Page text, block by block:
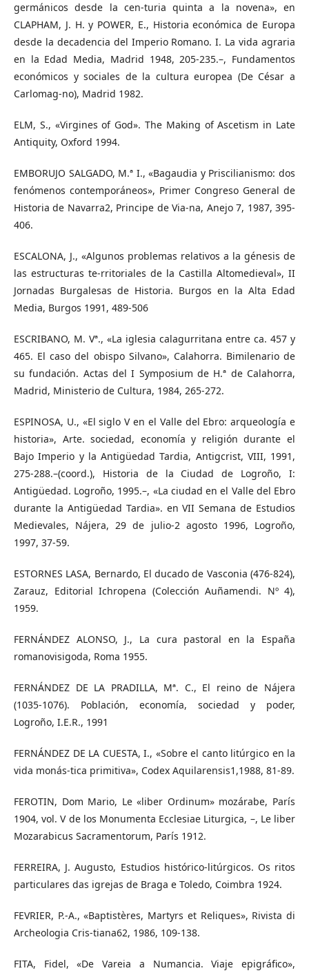
germánicos desde la cen-turia quinta a la novena», en
CLAPHAM, J. H. y POWER, E., Historia económica de Europa
desde la decadencia del Imperio Romano. I. La vida agraria
en la Edad Media, Madrid 1948, 205-235.–, Fundamentos
económicos y sociales de la cultura europea (De César a
Carlomag-no), Madrid 1982.
ELM, S., «Virgines of God». The Making of Ascetism in Late
Antiquity, Oxford 1994.
EMBORUJO SALGADO, M.ª I., «Bagaudia y Priscilianismo: dos
fenómenos contemporáneos», Primer Congreso General de
Historia de Navarra2, Principe de Via-na, Anejo 7, 1987, 395-
406.
ESCALONA, J., «Algunos problemas relativos a la génesis de
las estructuras te-rritoriales de la Castilla Altomedieval», II
Jornadas Burgalesas de Historia. Burgos en la Alta Edad
Media, Burgos 1991, 489-506
ESCRIBANO, M. Vª., «La iglesia calagurritana entre ca. 457 y
465. El caso del obispo Silvano», Calahorra. Bimilenario de
su fundación. Actas del I Symposium de H.ª de Calahorra,
Madrid, Ministerio de Cultura, 1984, 265-272.
ESPINOSA, U., «El siglo V en el Valle del Ebro: arqueología e
historia», Arte. sociedad, economía y religión durante el
Bajo Imperio y la Antigüedad Tardia, Antigcrist, VIII, 1991,
275-288.–(coord.), Historia de la Ciudad de Logroño, I:
Antigüedad. Logroño, 1995.–, «La ciudad en el Valle del Ebro
durante la Antigüedad Tardia». en VII Semana de Estudios
Medievales, Nájera, 29 de julio-2 agosto 1996, Logroño,
1997, 37-59.
ESTORNES LASA, Bernardo, El ducado de Vasconia (476-824),
Zarauz, Editorial Ichropena (Colección Auñamendi. Nº 4),
1959.
FERNÁNDEZ ALONSO, J., La cura pastoral en la España
romanovisigoda, Roma 1955.
FERNÁNDEZ DE LA PRADILLA, Mª. C., El reino de Nájera
(1035-1076). Población, economía, sociedad y poder,
Logroño, I.E.R., 1991
FERNÁNDEZ DE LA CUESTA, I., «Sobre el canto litúrgico en la
vida monás-tica primitiva», Codex Aquilarensis1,1988, 81-89.
FEROTIN, Dom Mario, Le «liber Ordinum» mozárabe, París
1904, vol. V de los Monumenta Ecclesiae Liturgica, –, Le liber
Mozarabicus Sacramentorum, París 1912.
FERREIRA, J. Augusto, Estudios histórico-litúrgicos. Os ritos
particulares das igrejas de Braga e Toledo, Coimbra 1924.
FEVRIER, P.-A., «Baptistères, Martyrs et Reliques», Rivista di
Archeologia Cris-tiana62, 1986, 109-138.
FITA, Fidel, «De Vareia a Numancia. Viaje epigráfico»,